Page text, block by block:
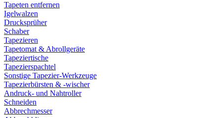
Tapeten entfernen
Igelwalzen
Drucksprüher
Schaber
Tapezieren
Tapetomat & Abrollgeräte
Tapeziertische
Tapezierspachtel
Sonstige Tapezier-Werkzeuge
Tapezierbürsten & -wischer
Andruck- und Nahtroller
Schneiden
Abbrechmesser